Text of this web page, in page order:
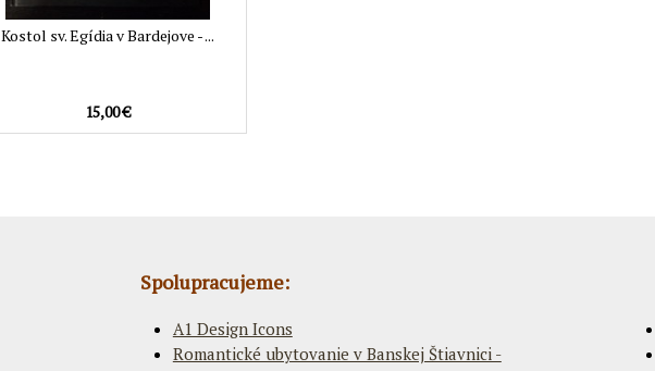
Kostol sv. Egídia v Bardejove - ...
15,00 €
Spolupracujeme:
A1 Design Icons
Romantické ubytovanie v Banskej Štiavnici -